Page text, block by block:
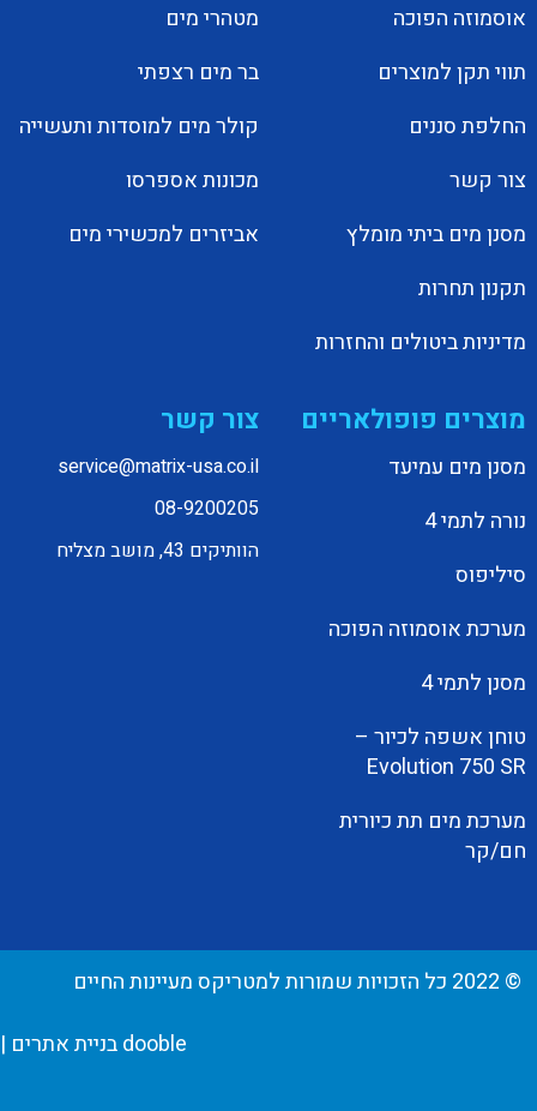
אוסמוזה הפוכה
תווי תקן למוצרים
החלפת סננים
צור קשר
מסנן מים ביתי מומלץ
תקנון תחרות
מדיניות ביטולים והחזרות
מטהרי מים
בר מים רצפתי
קולר מים למוסדות ותעשייה
מכונות אספרסו
אביזרים למכשירי מים
מוצרים פופולאריים
מסנן מים עמיעד
נורה לתמי 4
סיליפוס
מערכת אוסמוזה הפוכה
מסנן לתמי 4
טוחן אשפה לכיור –
Evolution 750 SR
מערכת מים תת כיורית
חם/קר
צור קשר
service@matrix-usa.co.il
08-9200205
הוותיקים 43, מושב מצליח
© 2022 כל הזכויות שמורות למטריקס מעיינות החיים
dooble בניית אתרים
|